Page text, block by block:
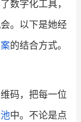
数字化工具，
。以下是她经
的结合方式。
码，把每一位
中。不论是点